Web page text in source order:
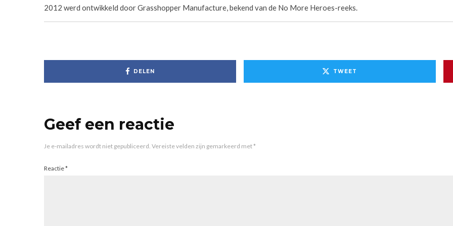
2012 werd ontwikkeld door Grasshopper Manufacture, bekend van de No More Heroes-reeks.
DELEN TWEET
Geef een reactie
Je e-mailadres wordt niet gepubliceerd. Vereiste velden zijn gemarkeerd met*
Reactie*